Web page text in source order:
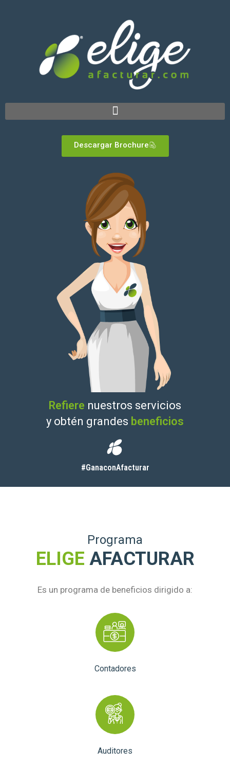
Descargar Brochure
Refiere nuestros servicios
y obtén grandes beneficios
#GanaconAfacturar
Programa
ELIGE AFACTURAR
Es un programa de beneficios dirigido a:
Contadores
Auditores